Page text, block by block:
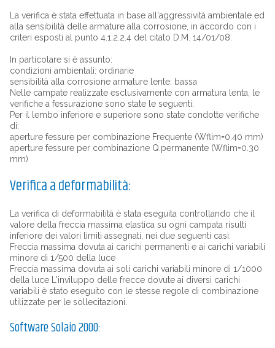
La verifica è stata effettuata in base all'aggressività ambientale ed
alla sensibilità delle armature alla corrosione, in accordo con i
criteri esposti al punto 4.1.2.2.4 del citato D.M. 14/01/08.
In particolare si è assunto:
condizioni ambientali: ordinarie
sensibilità alla corrosione armature lente: bassa
Nelle campate realizzate esclusivamente con armatura lenta, le
verifiche a fessurazione sono state le seguenti:
Per il lembo inferiore e superiore sono state condotte verifiche
di:
aperture fessure per combinazione Frequente (Wflim=0.40 mm)
aperture fessure per combinazione Q.permanente (Wflim=0.30
mm)
Verifica a deformabilità:
La verifica di deformabilità è stata eseguita controllando che il
valore della freccia massima elastica su ogni campata risulti
inferiore dei valori limiti assegnati, nei due seguenti casi:
Freccia massima dovuta ai carichi permanenti e ai carichi variabili
minore di 1/500 della luce
Freccia massima dovuta ai soli carichi variabili minore di 1/1000
della luce L'inviluppo delle frecce dovute ai diversi carichi
variabili è stato eseguito con le stesse regole di combinazione
utilizzate per le sollecitazioni.
Software Solaio 2000: